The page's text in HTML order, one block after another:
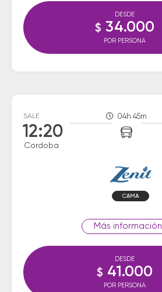
DESDE
$ 34.000
POR PERSONA
SALE
12:20
Cordoba
04h 45m
CAMA
información
DESDE
$ 41.000
POR PERSONA